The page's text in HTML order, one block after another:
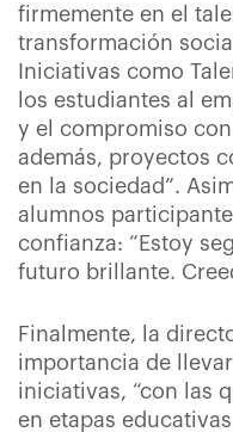
firmemente en el
transformación
Iniciativas como
los estudiantes al
y el compromiso
además, proyectos
en la sociedad”.
alumnos
confianza: “Estoy
futuro brillante.
Finalmente, la
importancia de
iniciativas, “con las
en etapas